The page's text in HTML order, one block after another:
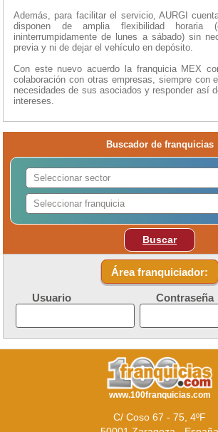
Además, para facilitar el servicio, AURGI
disponen de amplia flexibilidad
ininterrumpidamente de lunes a sábado) sin
previa y ni de dejar el vehículo en depósito.
Con este nuevo acuerdo la franquicia MEX
colaboración con otras empresas, siempre con
necesidades de sus asociados y responder así
intereses.
Buscador de franquicias
Buscar
Área franquiciador:
Usuario Contraseña
www.100franquicias.com
C/ Coso 67 - 75, 4ºF